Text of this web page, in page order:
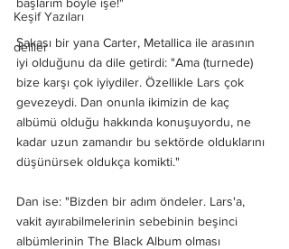
Keşif Yazıları
deliler
Şakası bir yana Carter, Metallica ile arasının
iyi olduğunu da dile getirdi: "Ama (turnede)
bize karşı çok iyiydiler. Özellikle Lars çok
gevezeydi. Dan onunla ikimizin de kaç
albümü olduğu hakkında konuşuyordu, ne
kadar uzun zamandır bu sektörde olduklarını
düşünürsek oldukça komikti."
Dan ise: "Bizden bir adım öndeler. Lars'a,
vakit ayırabilmelerinin sebebinin beşinci
albümlerinin The Black Album olması